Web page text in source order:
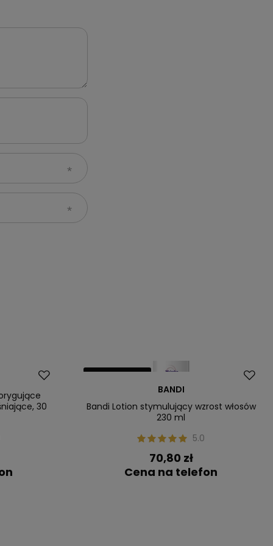
30
Nasz bestseller
BANDI
Bandi Lotion stymulujący wzrost włosów
230 ml
5.0
70,80 zł
Cena na telefon